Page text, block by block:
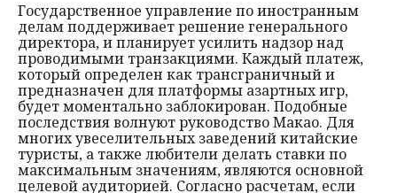
Государственное управление по иностранным
делам поддерживает решение генерального
директора, и планирует усилить надзор над
проводимыми транзакциями. Каждый платеж,
который определен как трансграничный и
предназначен для платформы азартных игр,
будет моментально заблокирован. Подобные
последствия волнуют руководство Макао. Для
многих увеселительных заведений китайские
туристы, а также любители делать ставки по
максимальным значениям, являются основной
целевой аудиторией. Согласно расчетам, если